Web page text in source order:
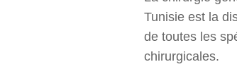
Tunisie est la
de toutes les
chirurgicales.